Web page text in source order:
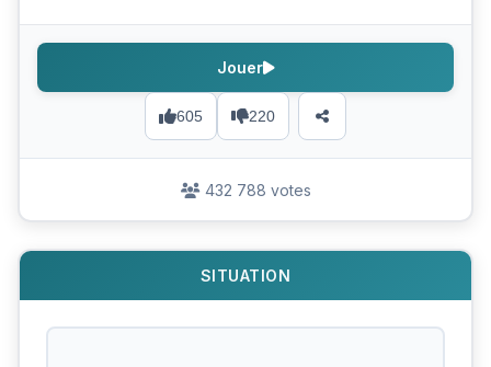
605 220
Jouer
432 788 votes
SITUATION